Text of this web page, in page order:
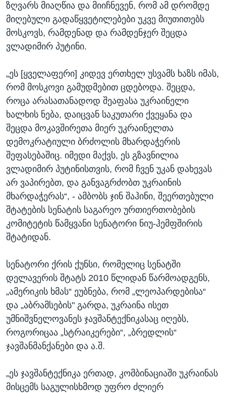
ზღვარს მიაღწია და მიიჩნევენ, რომ ამ დრომდე
მიღებული გადაწყვეტილებები უკვე მიუთითებს
მოსკოვს, რამდენად და რამდენჯერ შეცდა
ვლადიმირ პუტინი.
„ეს [ყველაფერი] კიდევ ერთხელ უსვამს ხაზს იმას,
რომ მოსკოვი გამუდმებით ცდებოდა. შეცდა,
როცა არასათანადოდ შეაფასა უკრაინელი
ხალხის ნება, დაიცვან საკუთარი ქვეყანა და
შეცდა მოკავშირეთა მიერ უკრაინელთა
დემოკრატიული ბრძოლის მხარდაჭერის
შეფასებაშიც. იმედი მაქვს, ეს გზავნილია
ვლადიმირ პუტინისთვის, რომ ჩვენ უკან დახევას
არ ვაპირებთ, და განვაგრძობთ უკრაინის
მხარდაჭერას“, - ამბობს ჯინ შაჰინი, შეერთებული
შტატების სენატის საგარეო ურთიერთობების
კომიტეტის წამყვანი სენატორი ნიუ-ჰემფშირის
შტატიდან.
სენატორი ქრის ქუნსი, რომელიც სენატში
დელავერის შტატს 2010 წლიდან წარმოადგენს,
„ამერიკის ხმას“ ეუბნება, რომ „ლეოპარდებისა“
და „აბრამსების" გარდა, უკრაინა ისეთ
უმნიშვნელოვანეს ჯავშანტექნიკასაც იღებს,
როგორიცაა „სტრაიკერები“, „ბრედლის“
ჯავშანმანქანები და ა.შ.
„ეს ჯავშანტექნიკა ერთად, კომბინაციაში უკრაინას
მისცემს საგულისხმოდ უფრო ძლიერ